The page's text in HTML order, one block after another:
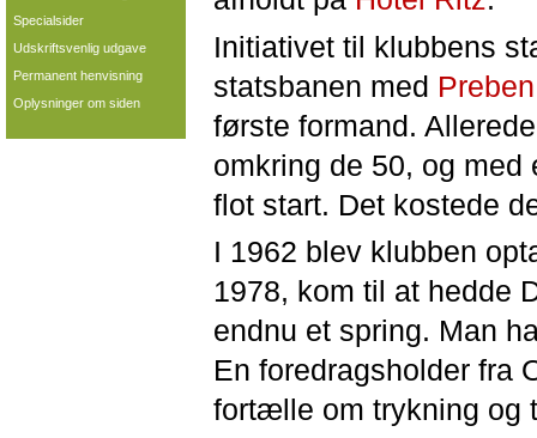
Initiativet til klubbens
statsbanen med
første formand.
omkring de 50, og
flot start. Det kostede
I 1962 blev klubben
1978, kom til at hedde
endnu et spring. Man
En foredragsholder fra
fortælle om trykning og
Specialsider
Udskriftsvenlig udgave
Permanent henvisning
Oplysninger om siden